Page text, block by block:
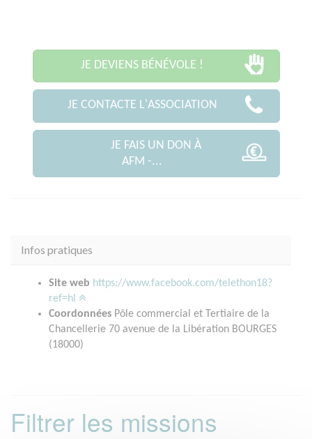
JE DEVIENS BÉNÉVOLE !
JE CONTACTE L'ASSOCIATION
JE FAIS UN DON À
AFM -...
Infos pratiques
Site web https://www.facebook.com/telethon18?
ref=hl
Coordonnées Pôle commercial et Tertiaire de la
Chancellerie 70 avenue de la Libération BOURGES
(18000)
Filtrer les missions